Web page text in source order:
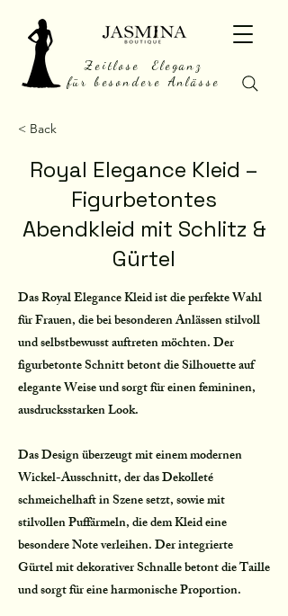
Zeitlose Eleganz
für besondere Anlässe
< Back
Royal Elegance Kleid –
Figurbetontes
Abendkleid mit Schlitz &
Gürtel
Das Royal Elegance Kleid ist die perfekte Wahl
für Frauen, die bei besonderen Anlässen stilvoll
und selbstbewusst auftreten möchten. Der
figurbetonte Schnitt betont die Silhouette auf
elegante Weise und sorgt für einen femininen,
ausdrucksstarken Look.
Das Design überzeugt mit einem modernen
Wickel-Ausschnitt, der das Dekolleté
schmeichelhaft in Szene setzt, sowie mit
stilvollen Puffärmeln, die dem Kleid eine
besondere Note verleihen. Der integrierte
Gürtel mit dekorativer Schnalle betont die Taille
und sorgt für eine harmonische Proportion.